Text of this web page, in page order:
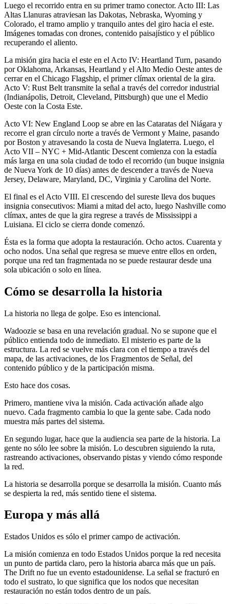
Luego el recorrido entra en su primer tramo conector. Acto III: Las
Altas Llanuras atraviesan las Dakotas, Nebraska, Wyoming y
Colorado, el tramo amplio y tranquilo antes del giro hacia el este.
Imágenes tomadas con drones, contenido paisajístico y el público
recuperando el aliento.
La misión gira hacia el este en el Acto IV: Heartland Turn, pasando
por Oklahoma, Arkansas, Heartland y el Alto Medio Oeste antes de
cerrar en el Chicago Flagship, el primer clímax oriental de la gira.
Acto V: Rust Belt transmite la señal a través del corredor industrial
(Indianápolis, Detroit, Cleveland, Pittsburgh) que une el Medio
Oeste con la Costa Este.
Acto VI: New England Loop se abre en las Cataratas del Niágara y
recorre el gran círculo norte a través de Vermont y Maine, pasando
por Boston y atravesando la costa de Nueva Inglaterra. Luego, el
Acto VII – NYC + Mid-Atlantic Descent comienza con la estadía
más larga en una sola ciudad de todo el recorrido (un buque insignia
de Nueva York de 10 días) antes de descender a través de Nueva
Jersey, Delaware, Maryland, DC, Virginia y Carolina del Norte.
El final es el Acto VIII. El crescendo del sureste lleva dos buques
insignia consecutivos: Miami a mitad del acto, luego Nashville como
clímax, antes de que la gira regrese a través de Mississippi a
Luisiana. El ciclo se cierra donde comenzó.
Ésta es la forma que adopta la restauración. Ocho actos. Cuarenta y
ocho nodos. Una señal que regresa se mueve entre ellos en orden,
porque una red tan fragmentada no se puede restaurar desde una
sola ubicación o solo en línea.
Cómo se desarrolla la historia
La historia no llega de golpe. Eso es intencional.
Wadoozie se basa en una revelación gradual. No se supone que el
público entienda todo de inmediato. El misterio es parte de la
estructura. La red se vuelve más clara con el tiempo a través del
mapa, de las activaciones, de los Fragmentos de Señal, del
contenido público y de la participación misma.
Esto hace dos cosas.
Primero, mantiene viva la misión. Cada activación añade algo
nuevo. Cada fragmento cambia lo que la gente sabe. Cada nodo
muestra más partes del sistema.
En segundo lugar, hace que la audiencia sea parte de la historia. La
gente no sólo lee sobre la misión. Lo descubren siguiendo la ruta,
rastreando activaciones, observando pistas y viendo cómo responde
la red.
La historia se desarrolla porque se desarrolla la misión. Cuanto más
se despierta la red, más sentido tiene el sistema.
Europa y más allá
Estados Unidos es sólo el primer campo de activación.
La misión comienza en todo Estados Unidos porque la red necesita
un punto de partida claro, pero la historia abarca más que un país.
The Drift no fue un evento estadounidense. La señal se fracturó en
todo el sustrato, lo que significa que los nodos que necesitan
restauración no están todos dentro de un país.